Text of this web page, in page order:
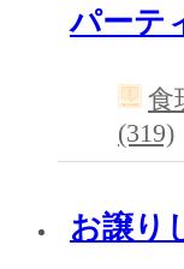
パーテ
食
(319)
お譲り